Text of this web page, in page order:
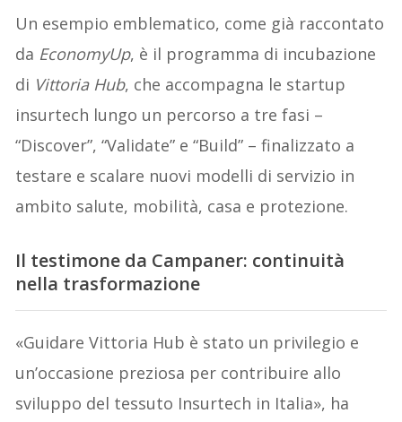
Un esempio emblematico, come già raccontato
da EconomyUp, è il programma di incubazione
di Vittoria Hub, che accompagna le startup
insurtech lungo un percorso a tre fasi –
“Discover”, “Validate” e “Build” – finalizzato a
testare e scalare nuovi modelli di servizio in
ambito salute, mobilità, casa e protezione.
Il testimone da Campaner: continuità
nella trasformazione
«Guidare Vittoria Hub è stato un privilegio e
un’occasione preziosa per contribuire allo
sviluppo del tessuto Insurtech in Italia», ha